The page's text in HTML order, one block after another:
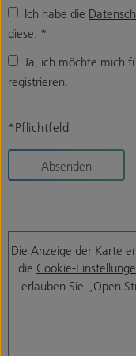
Ich habe die
diese. *
Ja, ich möchte mich
registrieren.
*Pflichtfeld
Absenden
Die Anzeige der Karte
die Cookie-
erlauben Sie „Open